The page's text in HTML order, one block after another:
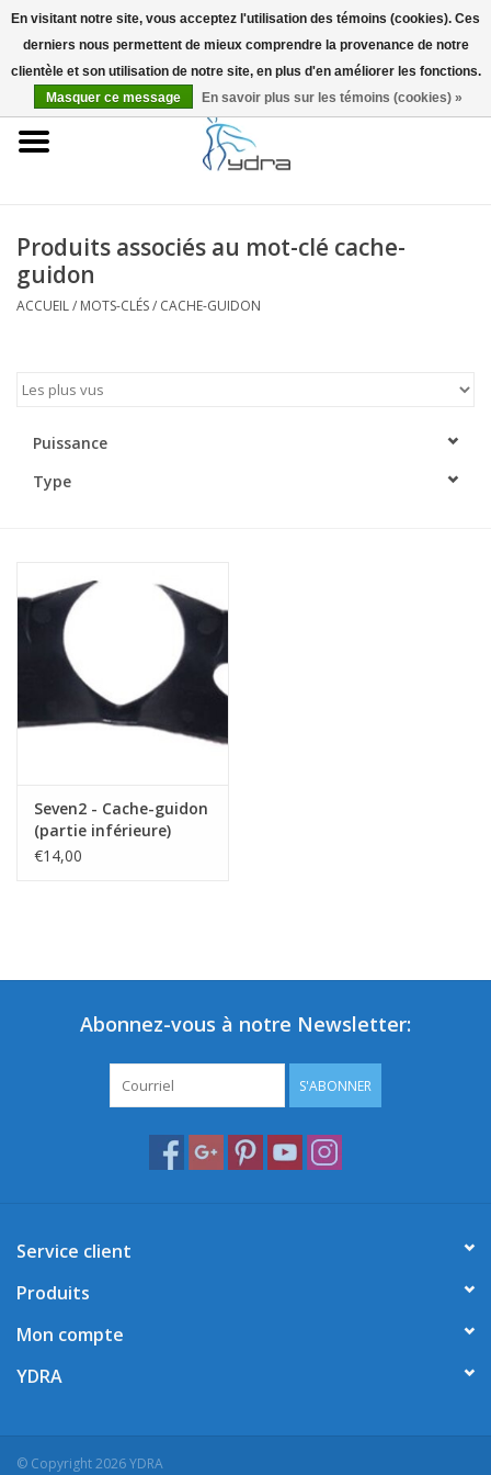
EUR
Accueil
Infos
Produits associés au mot-clé cache-
guidon
ACCUEIL/ MOTS-CLÉS/ CACHE-GUIDON
Puissance
Type
Seven2 - Cache-guidon
(partie inférieure)
€14,00
Abonnez-vous à notre Newsletter:
S'ABONNER
Service client
Produits
Mon compte
YDRA
© Copyright 2026 YDRA
En visitant notre site, vous acceptez l'utilisation des témoins (cookies). Ces
derniers nous permettent de mieux comprendre la provenance de notre
clientèle et son utilisation de notre site, en plus d'en améliorer les fonctions.
Masquer ce message
En savoir plus sur les témoins (cookies) »